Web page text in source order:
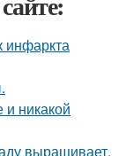
инфаркта
никакой
выращивает.